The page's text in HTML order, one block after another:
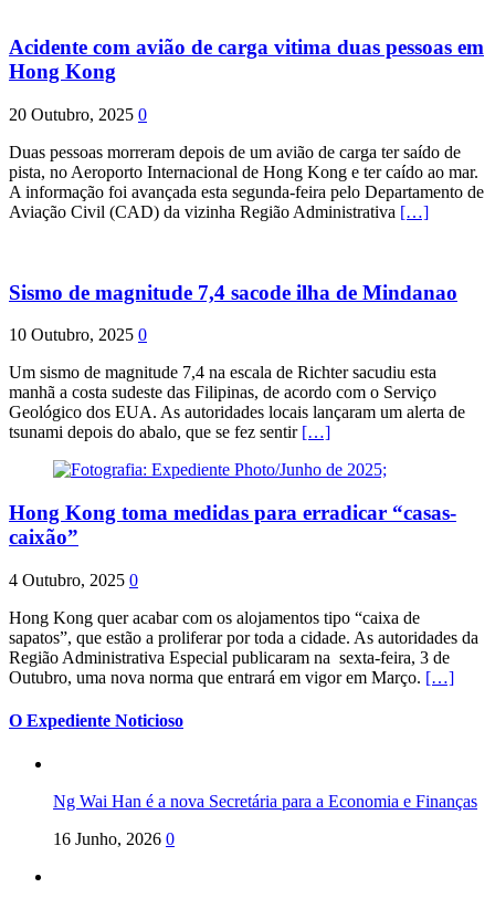
Acidente com avião de carga vitima duas pessoas em
Hong Kong
20 Outubro, 2025 0
Duas pessoas morreram depois de um avião de carga ter saído de
pista, no Aeroporto Internacional de Hong Kong e ter caído ao mar.
A informação foi avançada esta segunda-feira pelo Departamento de
Aviação Civil (CAD) da vizinha Região Administrativa […]
Sismo de magnitude 7,4 sacode ilha de Mindanao
10 Outubro, 2025 0
Um sismo de magnitude 7,4 na escala de Richter sacudiu esta
manhã a costa sudeste das Filipinas, de acordo com o Serviço
Geológico dos EUA. As autoridades locais lançaram um alerta de
tsunami depois do abalo, que se fez sentir […]
Hong Kong toma medidas para erradicar “casas-
caixão”
4 Outubro, 2025 0
Hong Kong quer acabar com os alojamentos tipo “caixa de
sapatos”, que estão a proliferar por toda a cidade. As autoridades da
Região Administrativa Especial publicaram na sexta-feira, 3 de
Outubro, uma nova norma que entrará em vigor em Março. […]
O Expediente Noticioso
Ng Wai Han é a nova Secretária para a Economia e Finanças
16 Junho, 2026 0